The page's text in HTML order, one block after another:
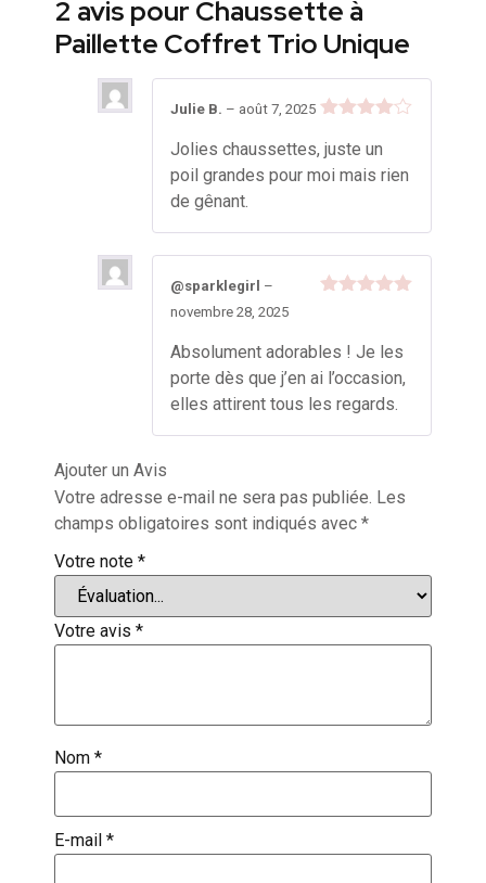
2 avis pour Chaussette à
Paillette Coffret Trio Unique
sur 5
Julie B. – août 7, 2025
Jolies chaussettes, juste un
poil grandes pour moi mais rien
de gênant.
@sparklegirl –
novembre 28, 2025
Absolument adorables ! Je les
porte dès que j’en ai l’occasion,
elles attirent tous les regards.
Ajouter un Avis
Votre adresse e-mail ne sera pas publiée. Les
champs obligatoires sont indiqués avec *
Votre note *
Votre avis *
Nom *
E-mail *